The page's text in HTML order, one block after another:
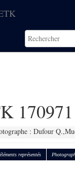
170971
: Dufour
représentés